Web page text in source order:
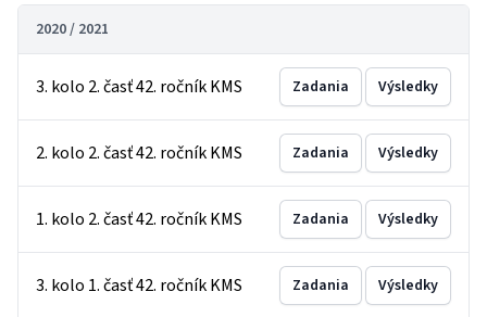
2020 / 2021
3. kolo 2. časť 42. ročník KMS Zadania Výsledky
2. kolo 2. časť 42. ročník KMS Zadania Výsledky
1. kolo 2. časť 42. ročník KMS Zadania Výsledky
3. kolo 1. časť 42. ročník KMS Zadania Výsledky